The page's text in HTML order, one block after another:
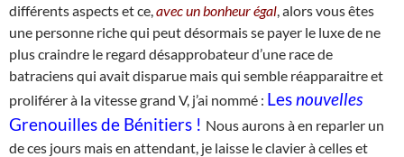
différents aspects et ce, avec un bonheur égal , alors vous êtes
une personne riche qui peut désormais se payer le luxe de ne
plus craindre le regard désapprobateur d’une race de
batraciens qui avait disparue mais qui semble réapparaitre et
proliférer à la vitesse grand V, j’ai nommé : Lesnouvelles
Grenouilles de Bénitiers ! Nous aurons à en reparler un
de ces jours mais en attendant, je laisse le clavier à celles et